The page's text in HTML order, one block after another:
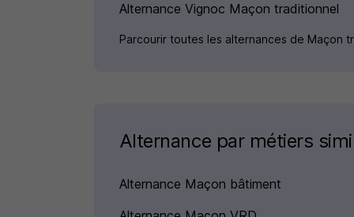
Alternance Vignoc Maçon traditionnel
Parcourir toutes les alternances de Maçon
Alternance par métiers
Alternance Maçon bâtiment